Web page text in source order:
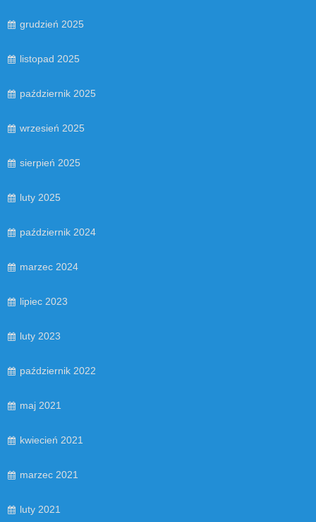
grudzień 2025
listopad 2025
październik 2025
wrzesień 2025
sierpień 2025
luty 2025
październik 2024
marzec 2024
lipiec 2023
luty 2023
październik 2022
maj 2021
kwiecień 2021
marzec 2021
luty 2021